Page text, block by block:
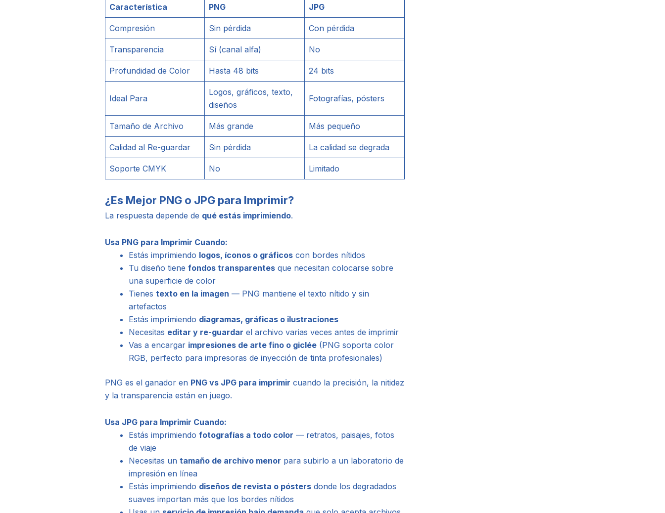
Característica PNG JPG
Compresión Sin pérdida Con pérdida
Transparencia Sí (canal alfa) No
Profundidad de Color Hasta 48 bits 24 bits
Ideal Para
Logos, gráficos, texto,
diseños
Fotografías, pósters
Tamaño de Archivo Más grande Más pequeño
Calidad al Re-guardar Sin pérdida La calidad se degrada
Soporte CMYK No Limitado
¿Es Mejor PNG o JPG para Imprimir?
La respuesta depende de qué estás imprimiendo.
Usa PNG para Imprimir Cuando:
Estás imprimiendo logos, íconos o gráficos con bordes nítidos
Tu diseño tienefondos transparentes que necesitan colocarse sobre
una superficie de color
Tienestexto en la imagen — PNG mantiene el texto nítido y sin
artefactos
Estás imprimiendo diagramas, gráficas o ilustraciones
Necesitas editar y re-guardar el archivo varias veces antes de imprimir
Vas a encargar impresiones de arte fino o giclée (PNG soporta color
RGB, perfecto para impresoras de inyección de tinta profesionales)
PNG es el ganador en PNG vs JPG para imprimir cuando la precisión, la nitidez
y la transparencia están en juego.
Usa JPG para Imprimir Cuando:
Estás imprimiendofotografías a todo color — retratos, paisajes, fotos
de viaje
Necesitas untamaño de archivo menor para subirlo a un laboratorio de
impresión en línea
Estás imprimiendo diseños de revista o pósters donde los degradados
suaves importan más que los bordes nítidos